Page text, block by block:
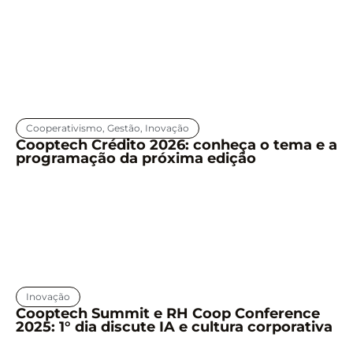
Cooperativismo, Gestão, Inovação
Cooptech Crédito 2026: conheça o tema e a
programação da próxima edição
Inovação
Cooptech Summit e RH Coop Conference
2025: 1° dia discute IA e cultura corporativa